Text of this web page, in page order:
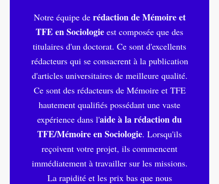
Notre équipe de rédaction de Mémoire et
TFE en Sociologie est composée que des
titulaires d'un doctorat. Ce sont d'excellents
rédacteurs qui se consacrent à la publication
d'articles universitaires de meilleure qualité.
Ce sont des rédacteurs de Mémoire et TFE
hautement qualifiés possédant une vaste
expérience dans l'aide à la rédaction du
TFE/Mémoire en Sociologie. Lorsqu'ils
reçoivent votre projet, ils commencent
immédiatement à travailler sur les missions.
La rapidité et les prix bas que nous